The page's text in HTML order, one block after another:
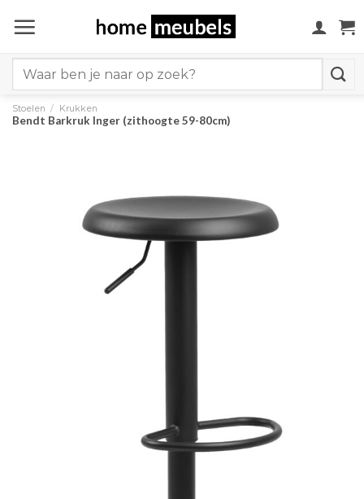
naar
for:
Stoelen / Krukken
Bendt Barkruk Inger (zithoogte 59-80cm)